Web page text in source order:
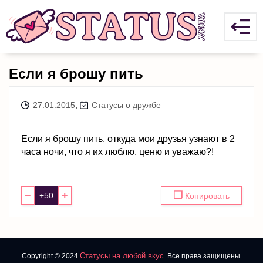
Если я брошу пить
27.01.2015 Статусы о дружбе
Если я брошу пить, откуда мои друзья узнают в 2
часа ночи, что я их люблю, ценю и уважаю?!
− + ❐ Копировать
Copyright © 2024 Статусы на любой вкус. Все права защищены.